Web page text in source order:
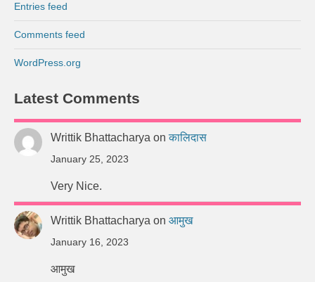
Entries feed
Comments feed
WordPress.org
Latest Comments
Writtik Bhattacharya onकालिदास
January 25, 2023
Very Nice.
Writtik Bhattacharya on आमुख
January 16, 2023
आमुख